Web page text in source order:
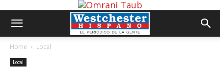
Home Local
Local